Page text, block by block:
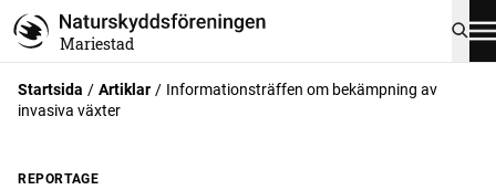
Mariestad
Startsida Artiklar
Informationsträffen om bekämpning av
invasiva växter
REPORTAGE